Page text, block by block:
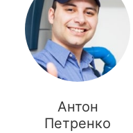
Антон
Петренко